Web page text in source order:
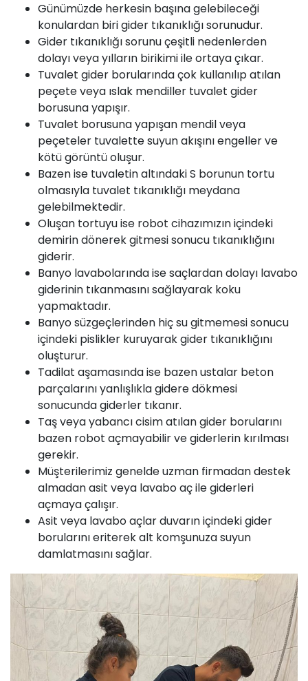
Günümüzde herkesin başına gelebileceği
konulardan biri gider tıkanıklığı sorunudur.
Gider tıkanıklığı sorunu çeşitli nedenlerden
dolayı veya yılların birikimi ile ortaya çıkar.
Tuvalet gider borularında çok kullanılıp atılan
peçete veya ıslak mendiller tuvalet gider
borusuna yapışır.
Tuvalet borusuna yapışan mendil veya
peçeteler tuvalette suyun akışını engeller ve
kötü görüntü oluşur.
Bazen ise tuvaletin altındaki S borunun tortu
olmasıyla tuvalet tıkanıklığı meydana
gelebilmektedir.
Oluşan tortuyu ise robot cihazımızın içindeki
demirin dönerek gitmesi sonucu tıkanıklığını
giderir.
Banyo lavabolarında ise saçlardan dolayı lavabo
giderinin tıkanmasını sağlayarak koku
yapmaktadır.
Banyo süzgeçlerinden hiç su gitmemesi sonucu
içindeki pislikler kuruyarak gider tıkanıklığını
oluşturur.
Tadilat aşamasında ise bazen ustalar beton
parçalarını yanlışlıkla gidere dökmesi
sonucunda giderler tıkanır.
Taş veya yabancı cisim atılan gider borularını
bazen robot açmayabilir ve giderlerin kırılması
gerekir.
Müşterilerimiz genelde uzman firmadan destek
almadan asit veya lavabo aç ile giderleri
açmaya çalışır.
Asit veya lavabo açlar duvarın içindeki gider
borularını eriterek alt komşunuza suyun
damlatmasını sağlar.